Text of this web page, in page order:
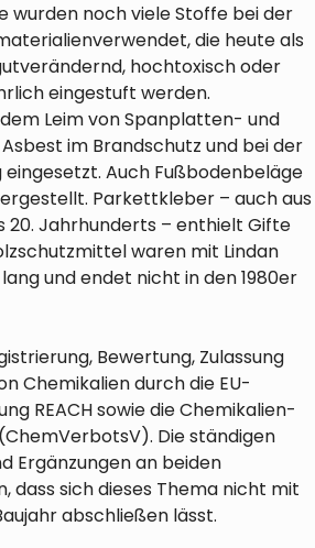
wurden noch viele Stoffe bei der
verwendet, die heute als
hochtoxisch oder
eingestuft werden.
Leim von Spanplatten- und
im Brandschutz und bei der
Auch Fußbodenbeläge
Parkettkleber – auch aus
20. Jahrhunderts – enthielt Gifte
waren mit Lindan
und endet nicht in den 1980er
Bewertung, Zulassung
Chemikalien durch die EU-
REACH sowie die Chemikalien-
Die ständigen
Ergänzungen an beiden
dass sich dieses Thema nicht mit
abschließen lässt.